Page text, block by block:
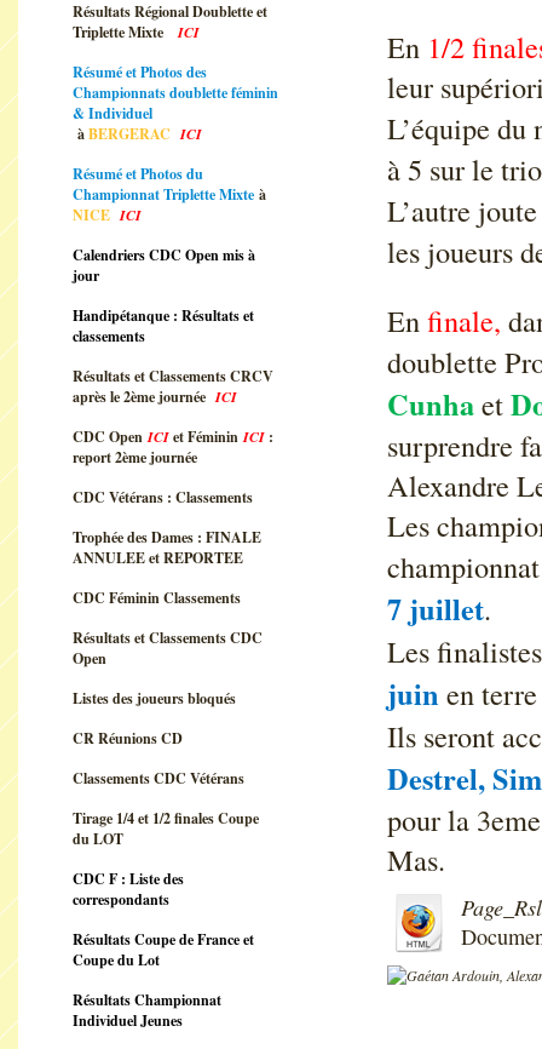
Résultats Régional Doublette et
Triplette Mixte
ICI
Résumé et Photos des
Championnats doublette féminin
& Individuel
àBERGERACICI
Résumé et Photos du
Championnat Triplette Mixte à
NICEICI
Calendriers CDC Open mis à
jour
Handipétanque : Résultats et
classements
Résultats et Classements CRCV
après le 2ème journée ICI
CDC OpenICIet FémininICI :
report 2ème journée
CDC Vétérans : Classements
Trophée des Dames : FINALE
ANNULEE et REPORTEE
CDC Féminin Classements
Résultats et Classements CDC
Open
Listes des joueurs bloqués
CR Réunions CD
Classements CDC Vétérans
Tirage 1/4 et 1/2 finales Coupe
du LOT
CDC F : Liste des
correspondants
Résultats Coupe de France et
Coupe du Lot
Résultats Championnat
Individuel Jeunes
En 1/2
leur
L’équipe
à 5 sur le
L’autre
les joueurs
Enfinale,
doublette
Cunhaet
surprendre
Alexandre
Les
7 juillet.
Les
juin en
Ils seront
Destrel,
pour la
Mas.